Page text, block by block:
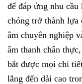
để đáp ứng nhu
chóng trở thành lựa
âm chuyên nghiệp
âm thanh chân
bắt được mọi chi
lắng đến dải cao